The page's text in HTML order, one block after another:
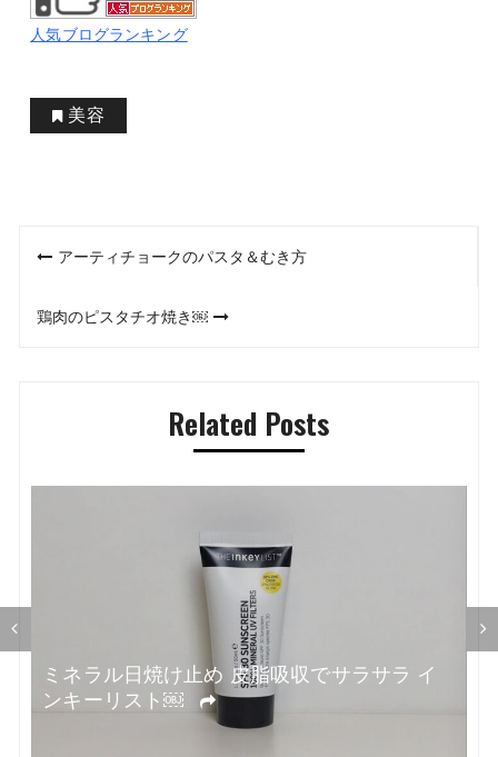
人気ブログランキング
美容
投
ナ
ー
ン
アーティチョークのパスタ＆むき方
鶏肉のピスタチオ焼き￼
Related Posts
ミネラル日焼け止め 皮脂吸収でサラサラ イ
ンキーリスト￼